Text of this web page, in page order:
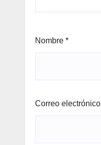
Nombre *
Correo electrónico